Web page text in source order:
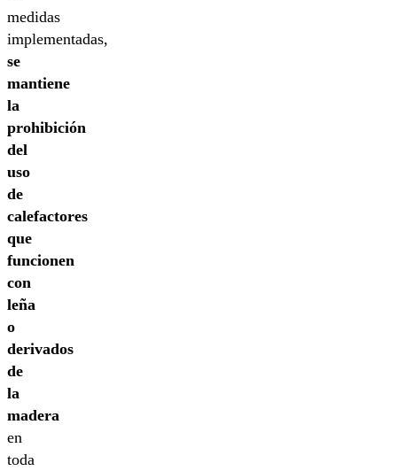
medidas
implementadas,
se
mantiene
la
prohibición
del
uso
de
calefactores
que
funcionen
con
leña
o
derivados
de
la
madera
en
toda